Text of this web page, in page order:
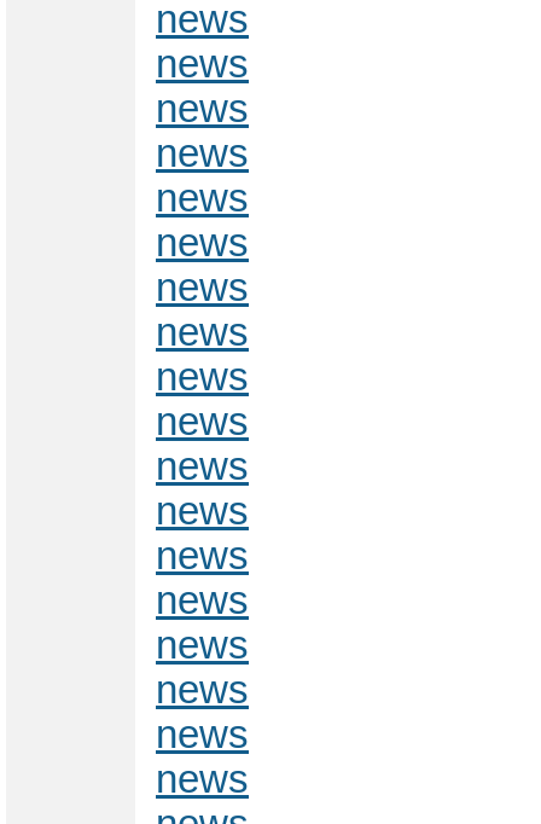
news
news
news
news
news
news
news
news
news
news
news
news
news
news
news
news
news
news